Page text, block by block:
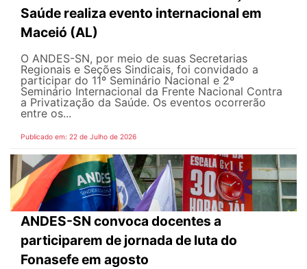
Saúde realiza evento internacional em
Maceió (AL)
O ANDES-SN, por meio de suas Secretarias
Regionais e Seções Sindicais, foi convidado a
participar do 11º Seminário Nacional e 2º
Seminário Internacional da Frente Nacional Contra
a Privatização da Saúde. Os eventos ocorrerão
entre os...
Publicado em: 22 de Julho de 2026
ANDES-SN convoca docentes a
participarem de jornada de luta do
Fonasefe em agosto